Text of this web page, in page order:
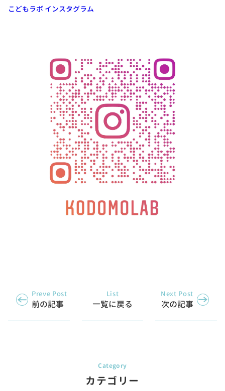
こどもラボ インスタグラム
Preve Post
前の記事
List
一覧に戻る
Next Post
次の記事
カテゴリー